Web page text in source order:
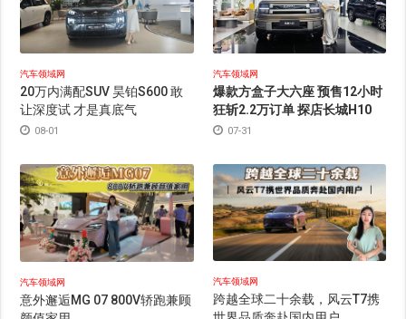
汽车领域网
20万内满配SUV 昊铂S600 敢
让深度试 才是真底气
08-01
汽车领域网
爆款方盒子大六座 预售12小时
狂斩2.2万订单 探店长城H10
07-31
汽车领域网
意外邂逅MG 07 800V轿跑兼顾
汽车领域网
跨越全球二十余载，风云T7携